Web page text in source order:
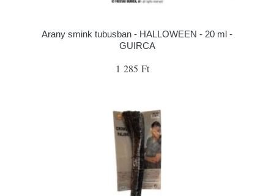
Arany smink tubusban - HALLOWEEN - 20 ml -
GUIRCA
1 285 Ft